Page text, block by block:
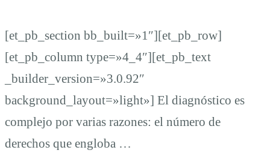
[et_pb_section bb_built=»1″][et_pb_row]
[et_pb_column type=»4_4″][et_pb_text
_builder_version=»3.0.92″
background_layout=»light»] El diagnóstico es
complejo por varias razones: el número de
derechos que engloba …